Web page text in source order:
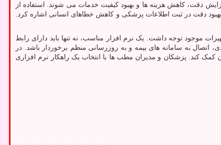
دقت، کاهش هزینه ‌ها و بهبود کیفیت خدمات می ‌شوند. استفاده از
دقت در ثبت اطلاعات پزشکی و کاهش خطاهای انسانی اشاره کرد.
موجود توجه داشت. یک نرم ‌افزار مناسب، نه تنها باید دارای رابط
اتصال به سامانه ‌های بیمه و به ‌روزرسانی منظم برخوردار باشد. در
کند. پزشکان و مدیران مطب ‌ها با انتخاب یک راهکار نرم‌ افزاری